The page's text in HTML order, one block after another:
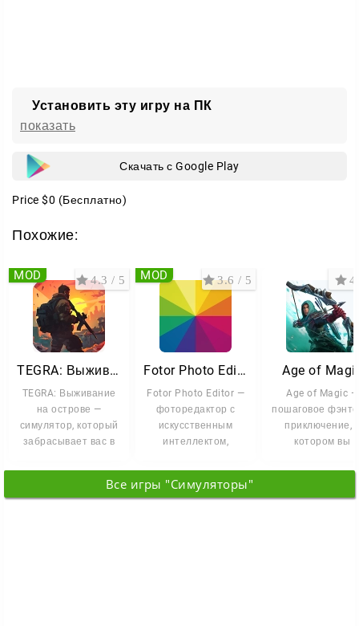
Установить эту игру на ПК
показать
Скачать с Google Play
Price $0 (Бесплатно)
Похожие:
TEGRA: Выживание на острове
TEGRA: Выживание
на острове —
симулятор, который
забрасывает вас в
цивилизация
4.3 / 5
MOD
Fotor Photo Editor
Fotor Photo Editor —
фоторедактор с
искусственным
интеллектом,
превращает
обычные снимки в
3.6 / 5
MOD
Age of
Age of Magic —
пошаговое
приключение, в
котором вы
4
Все игры "Симуляторы"